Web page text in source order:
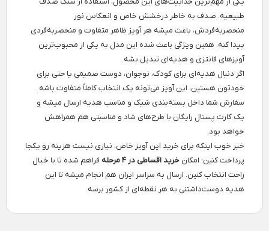
طبیعیه. صدف به خاطر درخشش خاص و انعکاس نور
منحصربه‌فردش، باعث میشه هر آویز ظاهر متفاوت و منحصر‌به‌فردی
پیدا کنه. همین ویژگی باعث شده این مدل به یکی از محبوب‌ترین
آویزهای فانتزی و هدیه‌ای تبدیل بشه.
اگر دنبال هدیه‌ای برای کودک، نوجوان، دوست صمیمی یا حتی برای
خودتون هستین، این آویز می‌تونه یک انتخاب کاملاً متفاوت باشه.
سفارش شما داخل بسته‌بندی شیک و مناسب هدیه ارسال میشه و
یک کارت پستال رایگان با طرح‌های شاد و مناسبتی هم همراهش
خواهد بود.
خبر خوب اینکه برای خرید این آویز خاص، نیازی نیست هزینه رو یکجا
پرداخت کنین؛ امکان خرید اقساطی در ۴ مرحله
فراهم شده تا با خیال
راحت انتخاب کنین. ارسال به سراسر ایران هم انجام میشه تا این
هدیه دوست‌داشتنی به هر نقطه‌ای از کشور برسه.